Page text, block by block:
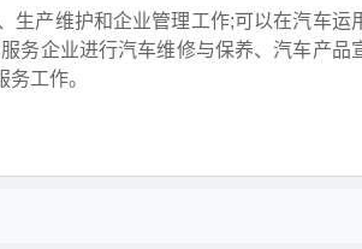
生产维护和企业管理工作;可以在汽车运
务企业进行汽车维修与保养、汽车产品
工作。